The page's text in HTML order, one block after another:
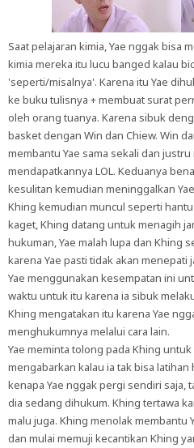
Saat pelajaran kimia, Yae nggak bisa
kimia mereka itu lucu banged kalau
'seperti/misalnya'. Karena itu Yae
ke buku tulisnya + membuat surat
oleh orang tuanya. Karena sibuk
basket dengan Win dan Chiew. Win
membantu Yae sama sekali dan
mendapatkannya LOL. Keduanya
kesulitan kemudian meninggalkan
Khing kemudian muncul seperti
kaget, Khing datang untuk menagih
hukuman, Yae malah lupa dan Khing
karena Yae pasti tidak akan menepati
Yae menggunakan kesempatan ini
waktu untuk itu karena ia sibuk
Khing mengatakan itu karena Yae
menghukumnya melalui cara lain.
Yae meminta tolong pada Khing
mengabarkan kalau ia tak bisa
kenapa Yae nggak pergi sendiri saja,
dia sedang dihukum. Khing tertawa
malu juga. Khing menolak membantu
dan mulai memuji kecantikan Khing